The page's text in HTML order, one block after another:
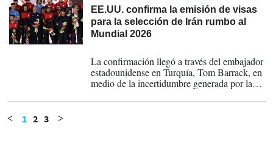
EE.UU. confirma la emisión de visas
para la selección de Irán rumbo al
Mundial 2026
La confirmación llegó a través del embajador
estadounidense en Turquía, Tom Barrack, en
medio de la incertidumbre generada por las
Washington.
< 1 2 3 >